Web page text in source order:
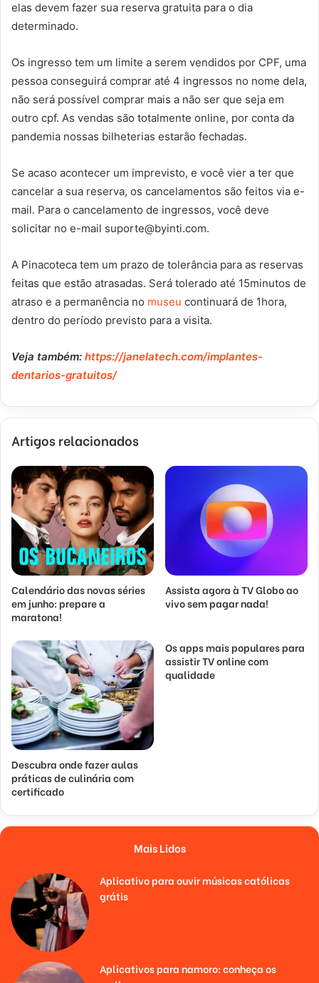
elas devem fazer sua reserva gratuita para o dia
determinado.
Os ingresso tem um limite a serem vendidos por CPF, uma
pessoa conseguirá comprar até 4 ingressos no nome dela,
não será possível comprar mais a não ser que seja em
outro cpf. As vendas são totalmente online, por conta da
pandemia nossas bilheterias estarão fechadas.
Se acaso acontecer um imprevisto, e você vier a ter que
cancelar a sua reserva, os cancelamentos são feitos via e-
mail. Para o cancelamento de ingressos, você deve
solicitar no e-mail suporte@byinti.com.
A Pinacoteca tem um prazo de tolerância para as reservas
feitas que estão atrasadas. Será tolerado até 15minutos de
atraso e a permanência no museu continuará de 1hora,
dentro do período previsto para a visita.
Veja também: https://janelatech.com/implantes-
dentarios-gratuitos/
Artigos relacionados
Calendário das novas séries
em junho: prepare a
maratona!
Assista agora à TV Globo ao
vivo sem pagar nada!
Descubra onde fazer aulas
práticas de culinária com
certificado
Os apps mais populares para
assistir TV online com
qualidade
Mais Lidos
Aplicativo para ouvir músicas católicas
grátis
Aplicativos para namoro: conheça os